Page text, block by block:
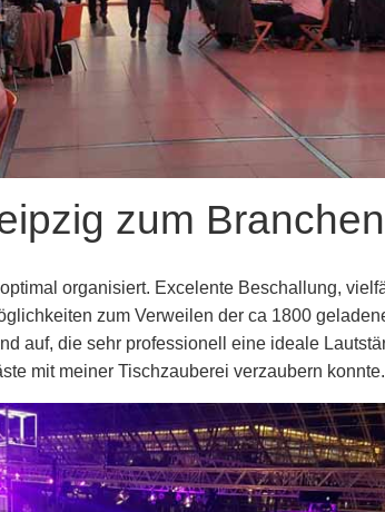
zum
organisiert. Excelente Beschallung,
zum Verweilen der ca 1800
auf, die sehr professionell eine ideale
mit meiner Tischzauberei verzaubern konnte.